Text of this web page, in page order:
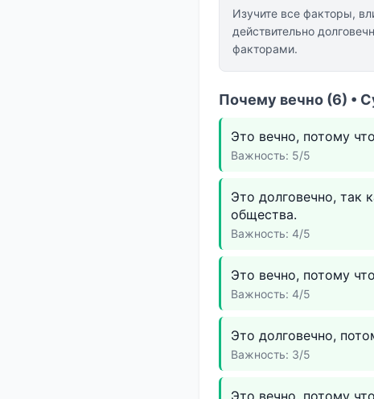
Изучите все факторы,
действительно
факторами.
Почему вечно (6) •
Это вечно, потому
Важность: 5/5
Это долговечно, так
общества.
Важность: 4/5
Это вечно, потому
Важность: 4/5
Это долговечно,
Важность: 3/5
Это вечно, потому